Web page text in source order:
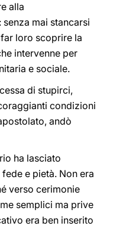
alla
mai stancarsi
loro scoprire la
intervenne per
e sociale.
di stupirci,
condizioni
andò
ha lasciato
e pietà. Non era
verso cerimonie
semplici ma prive
era ben inserito